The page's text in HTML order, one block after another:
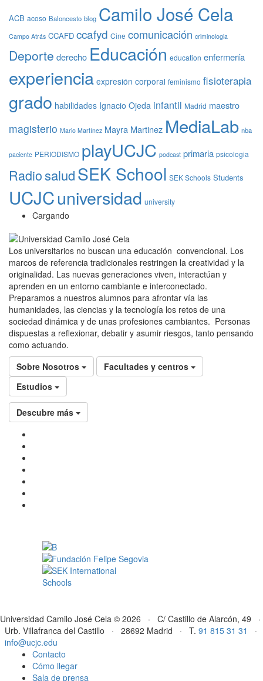
ACB acoso Baloncesto blog Camilo José Cela
Campo Atrás CCAFD ccafyd Cine comunicación criminologia
Deporte derecho Educación education enfermería
experiencia expresión corporal feminismo fisioterapia
grado habilidades Ignacio Ojeda infantil Madrid maestro
magisterio Mario Martínez Mayra Martinez MediaLab nba
paciente PERIODISMO playUCJC podcast primaria psicologia
RadiosaludSEK School SEK Schools Students
UCJCuniversidad university
Cargando
Los universitarios no buscan una educación convencional. Los
marcos de referencia tradicionales restringen la creatividad y la
originalidad. Las nuevas generaciones viven, interactúan y
aprenden en un entorno cambiante e interconectado.
Preparamos a nuestros alumnos para afrontar vía las
humanidades, las ciencias y la tecnología los retos de una
sociedad dinámica y de unas profesiones cambiantes. Personas
dispuestas a reflexionar, debatir y asumir riesgos, tanto pensando
como actuando.
Sobre Nosotros
Facultades y centros
Estudios
Descubre más
Universidad Camilo José Cela © 2026 · C/ Castillo de Alarcón, 49 ·
Urb. Villafranca del Castillo · 28692 Madrid · T. 91 815 31 31
·
info@ucjc.edu
Contacto
Cómo llegar
Sala de prensa